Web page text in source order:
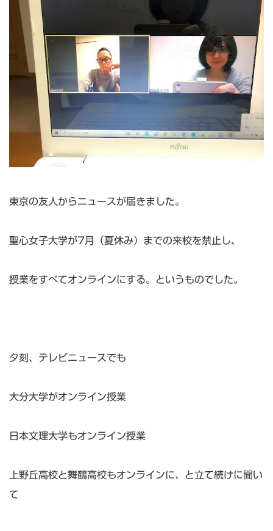
東京の友人からニュースが届きました。
聖心女子大学が7月（夏休み）までの来校を禁止し、
授業をすべてオンラインにする。というものでした。
夕刻、テレビニュースでも
大分大学がオンライン授業
日本文理大学もオンライン授業
上野丘高校と舞鶴高校もオンラインに、と立て続けに聞い
て